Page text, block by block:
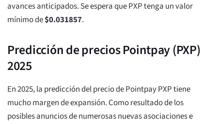
avances anticipados. Se espera que PXP tenga un valor
mínimo de$0.031857.
Predicción de precios Pointpay (PXP)
2025
En 2025, la predicción del precio de Pointpay PXP tiene
mucho margen de expansión. Como resultado de los
posibles anuncios de numerosas nuevas asociaciones e